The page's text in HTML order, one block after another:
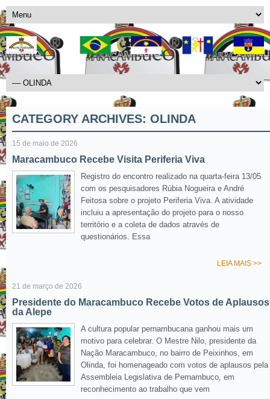
CATEGORY ARCHIVES: OLINDA
15 de maio de 2026
Maracambuco Recebe Visita Periferia Viva
Registro do encontro realizado na quarta-feira 13/05
com os pesquisadores Rúbia Nogueira e André
Feitosa sobre o projeto Periferia Viva. A atividade
incluiu a apresentação do projeto para o nosso
território e a coleta de dados através de
questionários. Essa
LEIA MAIS >>
21 de março de 2026
Presidente do Maracambuco Recebe Votos de Aplausos
da Alepe
A cultura popular pernambucana ganhou mais um
motivo para celebrar. O Mestre Nilo, presidente da
Nação Maracambuco, no bairro de Peixinhos, em
Olinda, foi homenageado com votos de aplausos pela
Assembleia Legislativa de Pernambuco, em
reconhecimento ao trabalho que vem